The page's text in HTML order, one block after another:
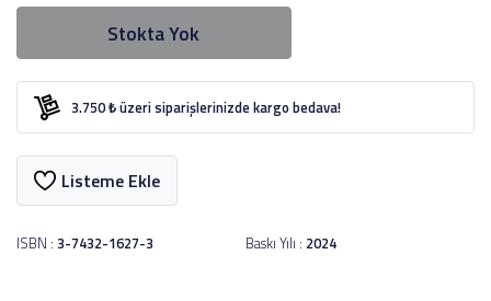
Stokta Yok
3.750 ₺ üzeri siparişlerinizde kargo bedava!
Listeme Ekle
ISBN : 3-7432-1627-3 Baskı Yılı : 2024